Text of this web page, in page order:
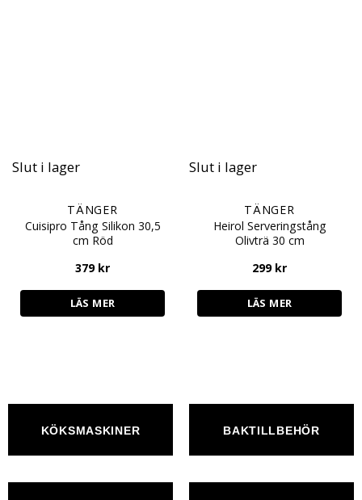
Slut i lager
TÄNGER
Cuisipro Tång Silikon 30,5
cm Röd
379 kr
LÄS MER
Slut i lager
TÄNGER
Heirol Serveringstång
Olivträ 30 cm
299 kr
LÄS MER
KÖKSMASKINER BAKTILLBEHÖR